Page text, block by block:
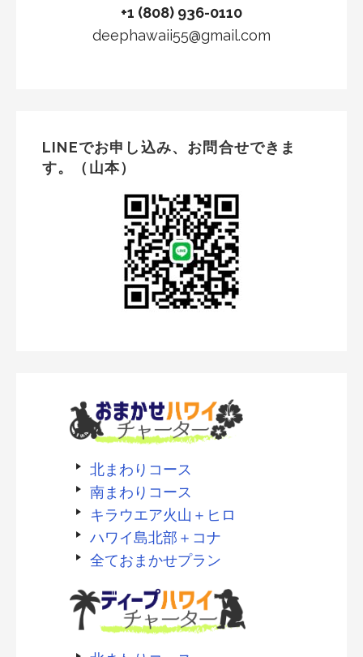
+1 (808) 936-0110
deephawaii55@gmail.com
LINEでお申し込み、お問合せできま
す。（山本）
北まわりコース
南まわりコース
キラウエア火山＋ヒロ
ハワイ島北部＋コナ
全ておまかせプラン